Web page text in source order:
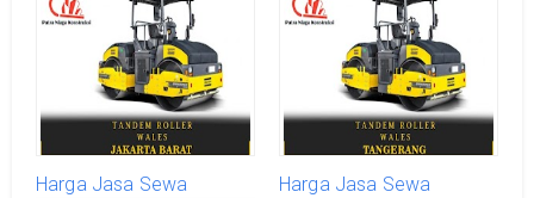
Harga Jasa Sewa
Harga Jasa Sewa